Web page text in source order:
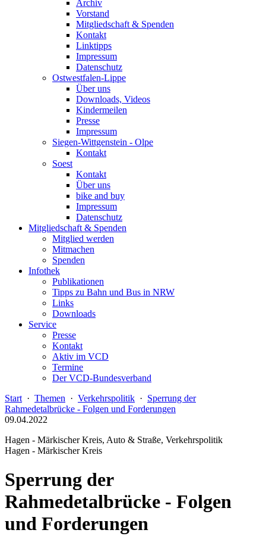
Archiv
Vorstand
Mitgliedschaft & Spenden
Kontakt
Linktipps
Impressum
Datenschutz
Ostwestfalen-Lippe
Über uns
Downloads, Videos
Kindermeilen
Presse
Impressum
Siegen-Wittgenstein - Olpe
Kontakt
Soest
Kontakt
Über uns
bike and buy
Impressum
Datenschutz
Mitgliedschaft & Spenden
Mitglied werden
Mitmachen
Spenden
Infothek
Publikationen
Tipps zu Bahn und Bus in NRW
Links
Downloads
Service
Presse
Kontakt
Aktiv im VCD
Termine
Der VCD-Bundesverband
Start · Themen · Verkehrspolitik · Sperrung der
Rahmedetalbrücke - Folgen und Forderungen
09.04.2022
Hagen - Märkischer Kreis, Auto & Straße, Verkehrspolitik
Hagen - Märkischer Kreis
Sperrung der
Rahmedetalbrücke - Folgen
und Forderungen